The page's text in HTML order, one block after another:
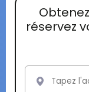
réservez